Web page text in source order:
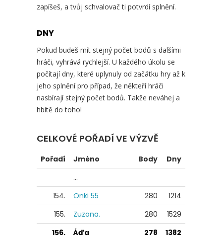
zapíšeš, a tvůj schvalovač ti potvrdí splnění.
DNY
Pokud budeš mít stejný počet bodů s dalšími
hráči, vyhrává rychlejší. U každého úkolu se
počítají dny, které uplynuly od začátku hry až k
jeho splnění pro případ, že někteří hráči
nasbírají stejný počet bodů. Takže neváhej a
hbitě do toho!
CELKOVÉ POŘADÍ VE VÝZVĚ
Pořadí Jméno Body
Dny
...
154.
Onki 55 280
1214
155.
Zuzana. 280
1529
156.
Áďa 278 1382